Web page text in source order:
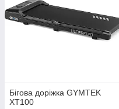
Бігова доріжка GYMTEK
XT100